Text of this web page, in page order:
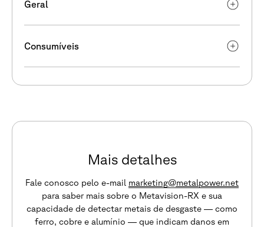
Geral
Consumíveis
Mais detalhes
Fale conosco pelo e-mail marketing@metalpower.net
para saber mais sobre o Metavision-RX e sua
capacidade de detectar metais de desgaste — como
ferro, cobre e alumínio — que indicam danos em